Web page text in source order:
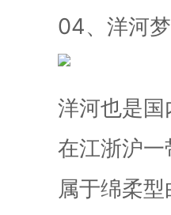
04、洋河
洋河也是
在江浙沪
属于绵柔